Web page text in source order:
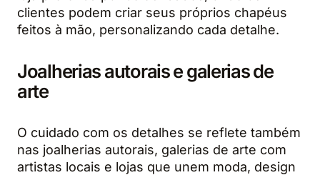
clientes podem criar seus próprios chapéus
feitos à mão, personalizando cada detalhe.
Joalherias autorais e galerias de
arte
O cuidado com os detalhes se reflete também
nas joalherias autorais, galerias de arte com
artistas locais e lojas que unem moda, design